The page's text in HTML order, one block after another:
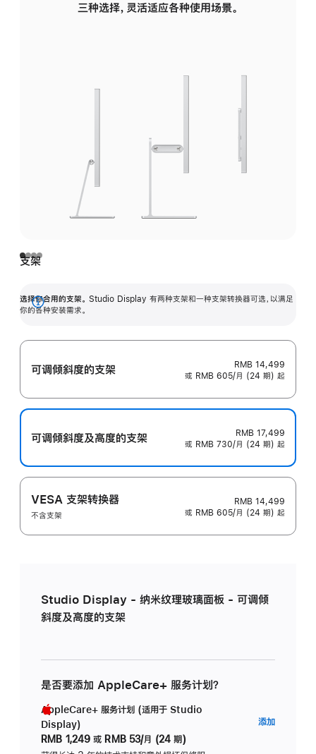
三种选择，灵活适应各种使用场景。
支架
选择你合用的支架。 Studio Display 有两种支架和一种支架转换器可选，以满足
你的各种安装需求。
展
可调倾斜度的支架
RMB 14,499
或 RMB 605/月 (24 期) 起
可调倾斜度及高‍度的支‍架
RMB 17,499
或 RMB 730/月 (24 期) 起
VESA 支架转换器
不含支架
RMB 14,499
或 RMB 605/月 (24 期) 起
Studio Display - 纳米纹理玻璃面板 - 可调倾
斜度及高度的支架
是否要添加 AppleCare+ 服务计划？
AppleCare+ 服务计划 (适用于 Studio
Display)
RMB 1,249 或 RMB 53/月 (24 期)
添加